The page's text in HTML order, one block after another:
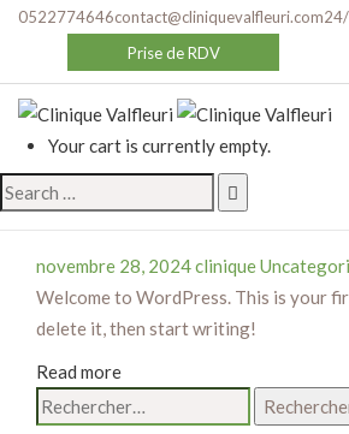
0522774646contact@cliniquevalfleuri.com
Prise de RDV
Your cart is currently empty.
Search
for:
Currently
Uncategorized
Clinique Valfleuri>Blog>Uncategorized
Hello world!
novembre 28, 2024clinique
Welcome to WordPress. This is your
delete it, then start writing!
Read more
Rechercher :